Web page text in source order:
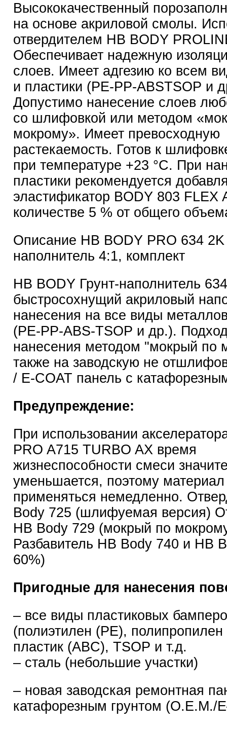
Высококачественный
на основе акриловой смолы.
отвердителем HB BODY
Обеспечивает надежную
слоев. Имеет адгезию ко всем
и пластики (PE-PP-ABSTSOP и
Допустимо нанесение слоев
со шлифовкой или методом
мокрому». Имеет превосходную
растекаемость. Готов к
при температуре +23 °С. При
пластики рекомендуется
эластификатор BODY 803 FLEX
количестве 5 % от общего
Описание HB BODY PRO 634 2K
наполнитель 4:1, комплект
HB BODY Грунт-наполнитель
быстросохнущий акриловый
нанесения на все виды
(PE-PP-ABS-TSOP и др.).
нанесения методом "мокрый по
также на заводскую не
/ E-COAT панель с
Предупреждение:
При использовании
PRO A715 TURBO AX время
жизнеспособности смеси
уменьшается, поэтому
применяться немедленно.
Body 725 (шлифуемая версия)
HB Body 729 (мокрый по
Разбавитель HB Body 740 и HB
60%)
Пригодные для нанесения
– все виды пластиковых
(полиэтилен (PE),
пластик (ABC), TSOP и т.д.
– сталь (небольшие участки)
– новая заводская ремонтная
катафорезным грунтом (O.E.M./